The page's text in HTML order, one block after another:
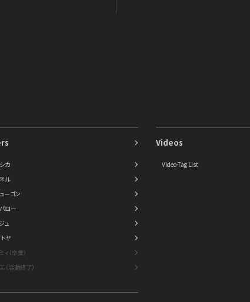
カ
ル
ーゴン
ロー
ュ
ヤ
（卒業）
（活動終了）
Videos
Video-Tag List